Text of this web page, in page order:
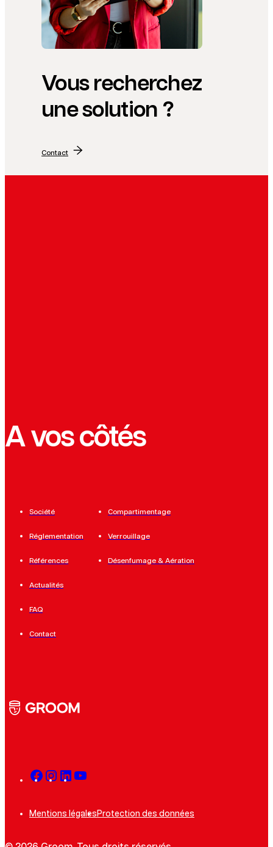
Vous recherchez
une solution ?
Contact
A vos côtés
Société
Réglementation
Références
Actualités
FAQ
Contact
Compartimentage
Verrouillage
Désenfumage & Aération
Mentions légales Protection des données